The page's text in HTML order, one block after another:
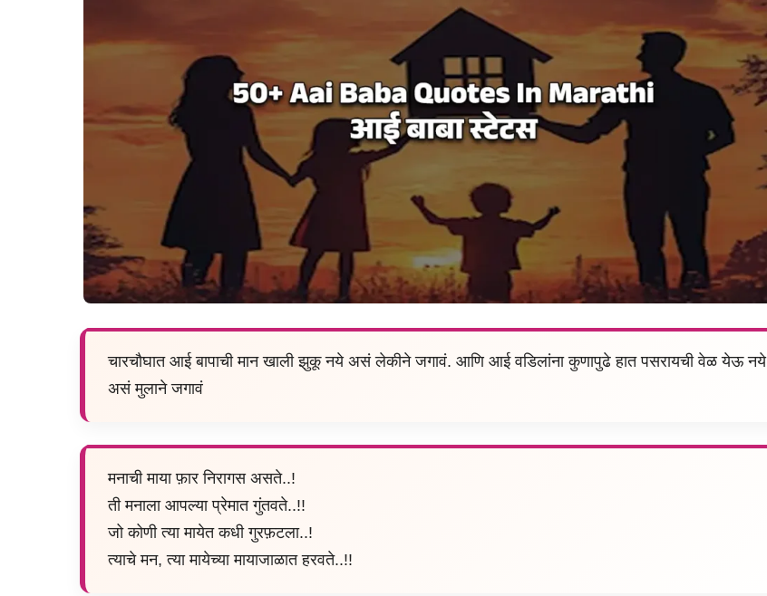
चारचौघात आई बापाची मान खाली झुकू नये असं लेकीने जगावं. आणि आई वडिलांना कुणापुढे हात पसरायची वेळ येऊ नये
असं मुलाने जगावं
मनाची माया फ़ार निरागस असते..!
ती मनाला आपल्या प्रेमात गुंतवते..!!
जो कोणी त्या मायेत कधी गुरफ़टला..!
त्याचे मन, त्या मायेच्या मायाजाळात हरवते..!!